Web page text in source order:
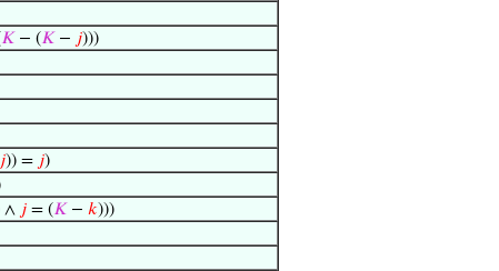
𝐾 − (𝐾 − 𝑗)))
𝑗)) = 𝑗)
∧ 𝑗 = (𝐾 − 𝑘)))